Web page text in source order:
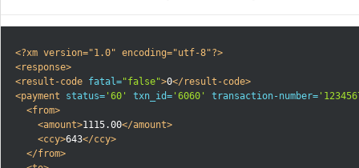
<?xm version="1.0" encoding="utf-8"?>
<response>
<result-code fatal="false">0</result-code>
<payment
status= '60' txn_id= '6060' transaction-number=
<from>
<amount>1115.00</amount>
<ccy>643</ccy>
</from>